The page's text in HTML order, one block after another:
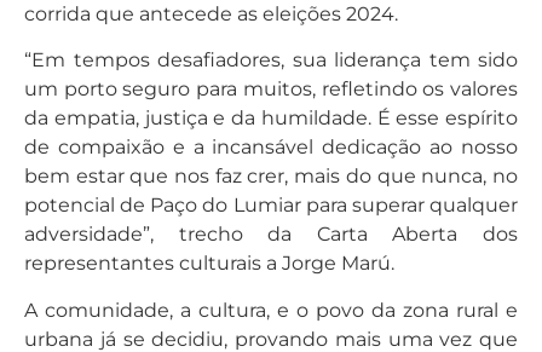
corrida que antecede as eleições 2024.
“Em tempos desafiadores, sua liderança tem sido
um porto seguro para muitos, refletindo os valores
da empatia, justiça e da humildade. É esse espírito
de compaixão e a incansável dedicação ao nosso
bem estar que nos faz crer, mais do que nunca, no
potencial de Paço do Lumiar para superar qualquer
adversidade”, trecho da Carta Aberta dos
representantes culturais a Jorge Marú.
A comunidade, a cultura, e o povo da zona rural e
urbana já se decidiu, provando mais uma vez que